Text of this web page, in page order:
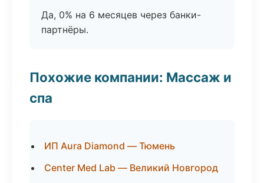
Да, 0% на 6 месяцев через банки-
партнёры.
Похожие компании: Массаж и
спа
ИП Aura Diamond — Тюмень
Center Med Lab — Великий Новгород